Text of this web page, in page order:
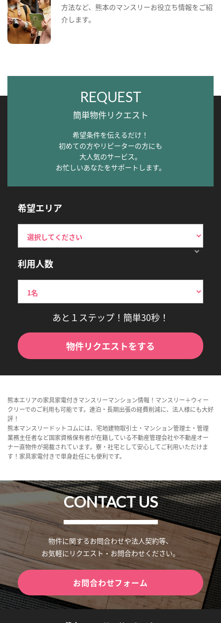
方法など、熊本のマンスリーお役立ち情報をご紹
介します。
REQUEST
簡単物件リクエスト
希望条件を伝えるだけ！
初めての方やリピーターの方にも
大人気のサービス。
お忙しいあなたをサポートします。
希望エリア
利用人数
あと１ステップ！簡単30秒！
物件リクエストをする
熊本エリアの家具家電付きマンスリーマンション情報！マンスリー＋ウィー
クリーでのご利用も可能です。連泊・長期出張の経費削減に、法人様にも大好
評！
熊本マンスリードットコムには、宅地建物取引士・マンション管理士・管理
業務主任者など国家資格保有者が在籍している不動産管理会社や不動産オー
ナー直物件が掲載されています。寮・社宅として安心してご利用いただけま
す！家具家電付きで単身赴任にも便利です。
CONTACT US
物件に関するお問合わせや法人契約等、
お気軽にリクエスト・お問合わせください。
お問合わせフォーム